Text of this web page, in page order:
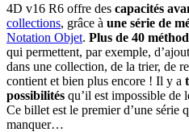
4D v16 R6 offre des capacités
collections, grâce à une série de
Notation Objet. Plus de 40
qui permettent, par exemple,
dans une collection, de la trier, de
contient et bien plus encore ! Il y a
possibilités qu’il est impossible de
Ce billet est le premier d’une série
manquer…